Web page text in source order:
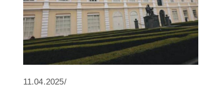
11.04.2025/